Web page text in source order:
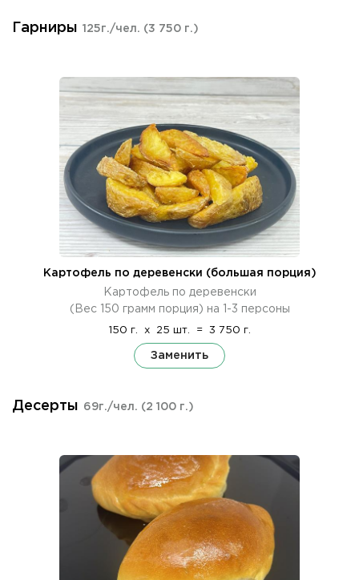
Гарниры 125г./чел. (3 750 г.)
Картофель по деревенски (большая порция)
Картофель по деревенски
(Вес 150 грамм порция) на 1-3 персоны
150 г. x 25 шт. = 3 750 г.
Заменить
Десерты 69г./чел. (2 100 г.)